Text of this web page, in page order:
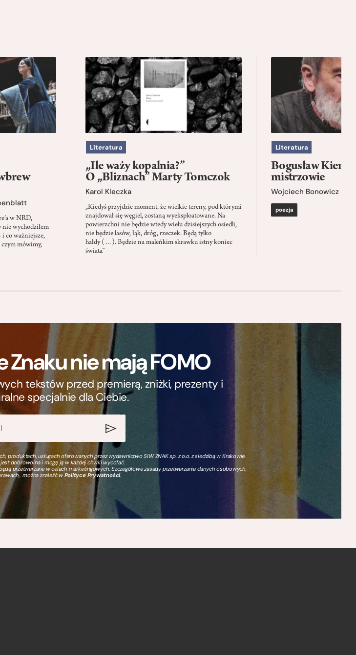
w NRD,
nie wychodziłem
i co ważniejsze,
czym mówimy,
Literatura
„Ile waży kopalnia?”
O „Bliznach” Marty Tomczok
Karol Kleczka
„Kiedyś przyjdzie moment, że wielkie tereny, pod którymi
znajdował się węgiel, zostaną wyeksploatowane. Na
powierzchni nie będzie wtedy wielu dzisiejszych osiedli,
nie będzie lasów, łąk, dróg, rzeczek. Będą tylko
hałdy (…). Będzie na maleńkim skrawku istny koniec
świata”
Literatura
Bogusław Kierc
mistrzowie
Wojciech Bonowicz
poezja
nie mają FOMO
tekstów przed premierą, zniżki, prezenty i
specjalnie dla Ciebie.
usługach oferowanych przez wydawnictwo SIW ZNAK sp. z o.o. z siedzibą w Krakowie.
dobrowolna i mogę ją w każdej chwili wycofać.
przetwarzane w celach marketingowych. Szczegółowe zasady przetwarzania danych osobowych,
można znaleźć wPolityce Prywatności.